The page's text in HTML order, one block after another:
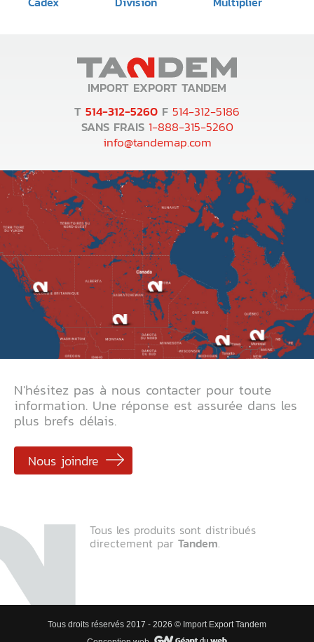
IMPORT EXPORT TANDEM
T 514-312-5260 F 514-312-5186
SANS FRAIS 1-888-315-5260
info@tandemap.com
Tous les produits sont distribués
directement par Tandem.
N'hésitez pas à nous contacter pour toute
information. Une réponse est assurée dans les
plus brefs délais.
Nous joindre
Tous droits réservés 2017 - 2026 © Import Export Tandem